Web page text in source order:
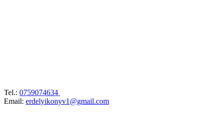
Tel.: 0759074634
Email: erdelyikonyv1@gmail.com